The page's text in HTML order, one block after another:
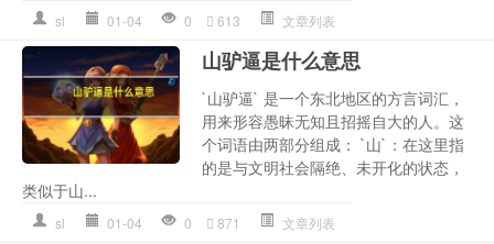
sl 01-04 0 613 文章列表
山驴逼是什么意思
`山驴逼` 是一个东北地区的方言词汇，
用来形容愚昧无知且招摇自大的人。这
个词语由两部分组成： `山`：在这里指
的是与文明社会隔绝、未开化的状态，
类似于山...
sl 01-04 0 871 文章列表